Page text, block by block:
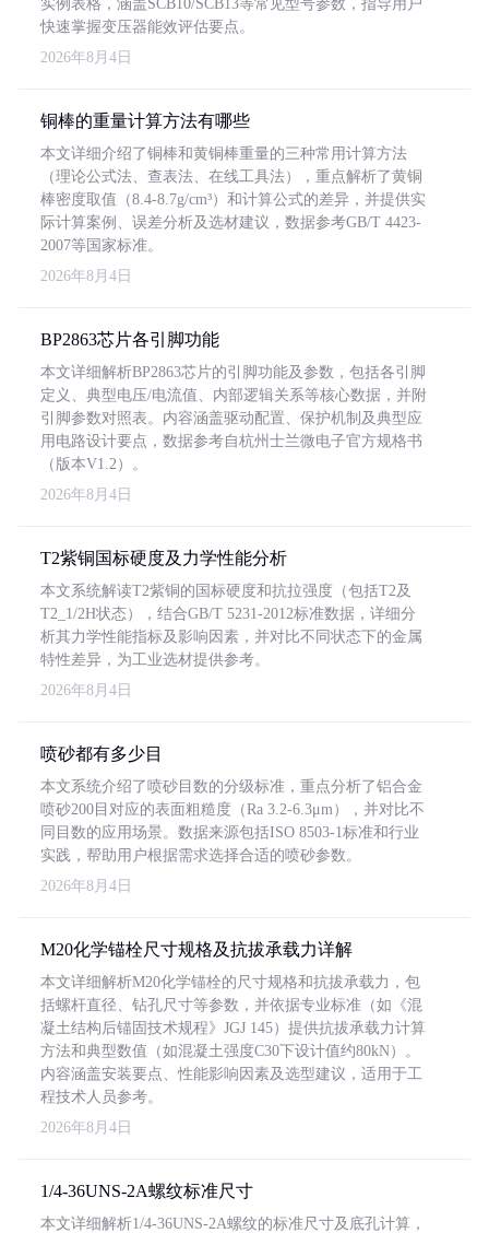
实例表格，涵盖SCB10/SCB13等常见型号参数，指导用户
快速掌握变压器能效评估要点。
2026年8月4日
铜棒的重量计算方法有哪些
本文详细介绍了铜棒和黄铜棒重量的三种常用计算方法
（理论公式法、查表法、在线工具法），重点解析了黄铜
棒密度取值（8.4-8.7g/cm³）和计算公式的差异，并提供实
际计算案例、误差分析及选材建议，数据参考GB/T 4423-
2007等国家标准。
2026年8月4日
BP2863芯片各引脚功能
本文详细解析BP2863芯片的引脚功能及参数，包括各引脚
定义、典型电压/电流值、内部逻辑关系等核心数据，并附
引脚参数对照表。内容涵盖驱动配置、保护机制及典型应
用电路设计要点，数据参考自杭州士兰微电子官方规格书
（版本V1.2）。
2026年8月4日
T2紫铜国标硬度及力学性能分析
本文系统解读T2紫铜的国标硬度和抗拉强度（包括T2及
T2_1/2H状态），结合GB/T 5231-2012标准数据，详细分
析其力学性能指标及影响因素，并对比不同状态下的金属
特性差异，为工业选材提供参考。
2026年8月4日
喷砂都有多少目
本文系统介绍了喷砂目数的分级标准，重点分析了铝合金
喷砂200目对应的表面粗糙度（Ra 3.2-6.3μm），并对比不
同目数的应用场景。数据来源包括ISO 8503-1标准和行业
实践，帮助用户根据需求选择合适的喷砂参数。
2026年8月4日
M20化学锚栓尺寸规格及抗拔承载力详解
本文详细解析M20化学锚栓的尺寸规格和抗拔承载力，包
括螺杆直径、钻孔尺寸等参数，并依据专业标准（如《混
凝土结构后锚固技术规程》JGJ 145）提供抗拔承载力计算
方法和典型数值（如混凝土强度C30下设计值约80kN）。
内容涵盖安装要点、性能影响因素及选型建议，适用于工
程技术人员参考。
2026年8月4日
1/4-36UNS-2A螺纹标准尺寸
本文详细解析1/4-36UNS-2A螺纹的标准尺寸及底孔计算，